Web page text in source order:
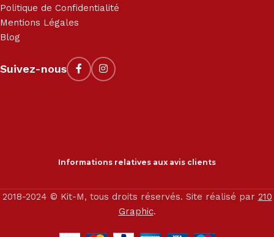
Politique de Confidentialité
Mentions Légales
Blog
Suivez-nous
Informations relatives aux avis clients
2018-2024 © Kit-M, tous droits réservés. Site réalisé par 210
Graphic.